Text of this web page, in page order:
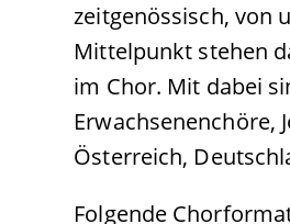
zeitgenössisch, von
Mittelpunkt stehen
im Chor. Mit dabei
Erwachsenenchöre,
Österreich,
Folgende